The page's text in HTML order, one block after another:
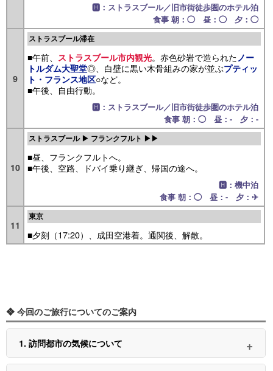
🅷：ストラスブール／旧市街徒歩圏のホテル泊
食事 朝：◯ 昼：◯ 夕：◯
9
ストラスブール滞在
■午前、 ストラスブール市内観光。赤色砂岩で造られた ノー
トルダム大聖堂◎、白壁に黒い木骨組みの家が並ぶプティッ
ト・フランス地区○など。
■午後、自由行動。
🅷：ストラスブール／旧市街徒歩圏のホテル泊
食事 朝：◯ 昼：- 夕：-
10
ストラスブール ▶ フランクフルト ▶▶
■昼、フランクフルトへ。
■午後、空路、ドバイ乗り継ぎ、帰国の途へ。
🅷：機中泊
食事 朝：◯ 昼：- 夕：✈
11
東京
■夕刻（17:20）、成田空港着。通関後、解散。
❖ 今回のご旅行についてのご案内
1. 訪問都市の気候について